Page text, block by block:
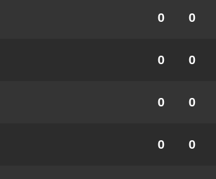
0 0
0 0
0 0
0 0